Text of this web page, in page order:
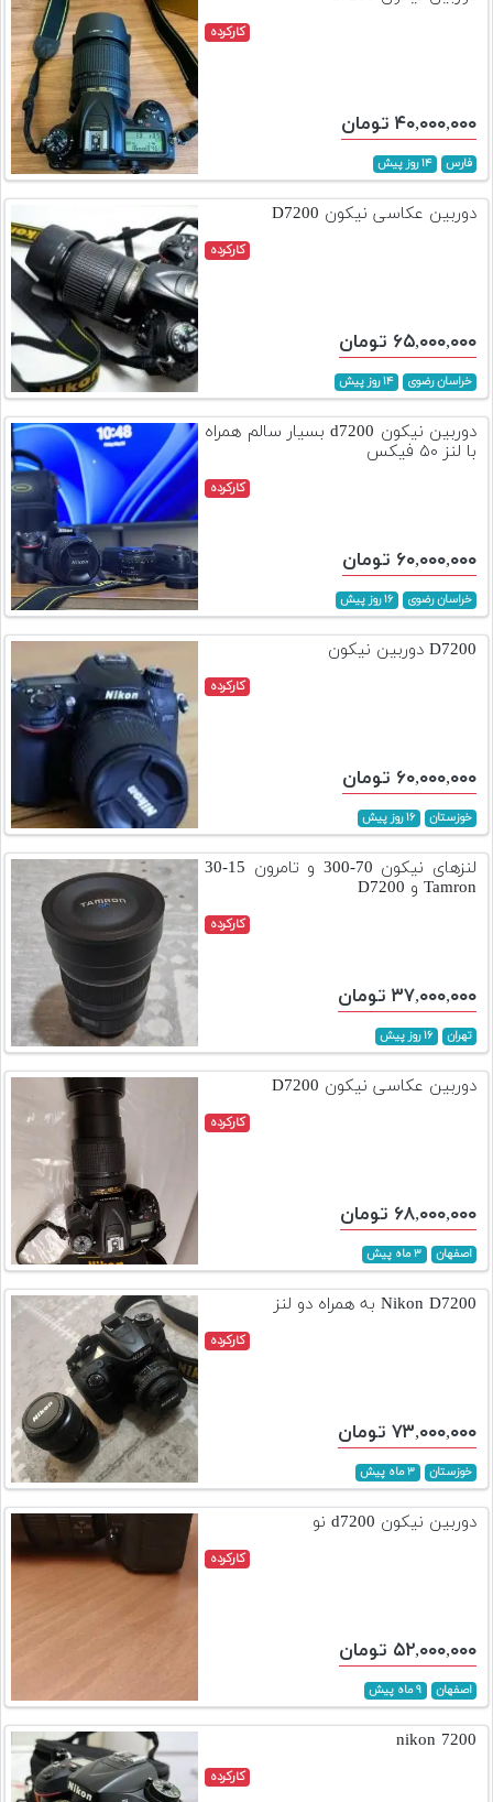
کارکرده
۴۰,۰۰۰,۰۰۰ تومان
فارس ۱۴ روز پیش
دوربین عکاسی نیکون D7200
کارکرده
۶۵,۰۰۰,۰۰۰ تومان
خراسان رضوی ۱۴ روز پیش
دوربین نیکون d7200 بسیار سالم همراه
با لنز ۵۰ فیکس
کارکرده
۶۰,۰۰۰,۰۰۰ تومان
خراسان رضوی ۱۶ روز پیش
D7200 دوربین نیکون
کارکرده
۶۰,۰۰۰,۰۰۰ تومان
خوزستان ۱۶ روز پیش
لنزهای نیکون 70-300 و تامرون 15-30
Tamron و D7200
کارکرده
۳۷,۰۰۰,۰۰۰ تومان
تهران ۱۶ روز پیش
دوربین عکاسی نیکون D7200
کارکرده
۶۸,۰۰۰,۰۰۰ تومان
اصفهان ۳ ماه پیش
Nikon D7200 به همراه دو لنز
کارکرده
۷۳,۰۰۰,۰۰۰ تومان
خوزستان ۳ ماه پیش
دوربین نیکون d7200 نو
کارکرده
۵۲,۰۰۰,۰۰۰ تومان
اصفهان ۹ ماه پیش
7200 nikon
کارکرده